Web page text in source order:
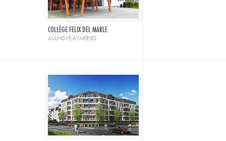
COLLÈGE FELIX DEL MARLE
aulnoye-aymeries